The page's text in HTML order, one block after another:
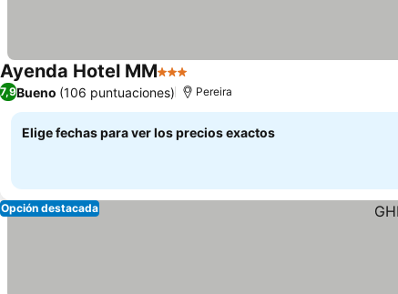
Ayenda Hotel MM3 Estrellas
7,9Bueno (106 puntuaciones) Pereira
Elige fechas para ver los precios exactos
Opción destacada